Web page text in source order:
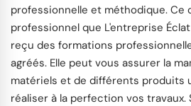
professionnelle et méthodique.
professionnel que L'entreprise
reçu des formations
agréés. Elle peut vous assurer la
matériels et de différents produits
réaliser à la perfection vos travaux.